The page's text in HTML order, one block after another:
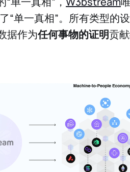
单一真相”。所有类型的
据作为任何事物的证明贡